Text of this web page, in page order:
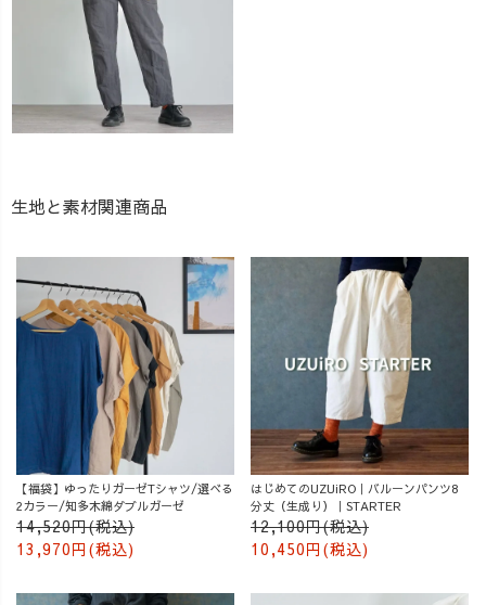
生地と素材関連商品
【福袋】ゆったりガーゼTシャツ/選べる
2カラー/知多木綿ダブルガーゼ
14,520円(税込)
13,970円(税込)
はじめてのUZUiRO｜バルーンパンツ8
分丈（生成り）｜STARTER
12,100円(税込)
10,450円(税込)